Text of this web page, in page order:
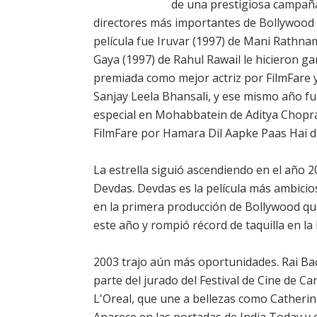
de una prestigiosa
directores más importantes de
película fue Iruvar (1997) de Mani
Gaya (1997) de Rahul Rawail le hicieron
premiada como mejor actriz por FilmFare
Sanjay Leela Bhansali, y ese mismo año
especial en Mohabbatein de Aditya
FilmFare por Hamara Dil Aapke Paas Hai
La estrella siguió ascendiendo en el año
Devdas. Devdas es la película más
en la primera producción de Bollywood
este año y rompió récord de taquilla en la
2003 trajo aún más oportunidades. Rai
parte del jurado del Festival de Cine de
L'Oreal, que une a bellezas como